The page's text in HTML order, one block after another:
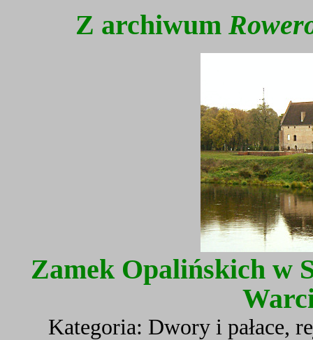
Z archiwum
Zamek Opalińskich w
Kategoria: Dwory i pałace,